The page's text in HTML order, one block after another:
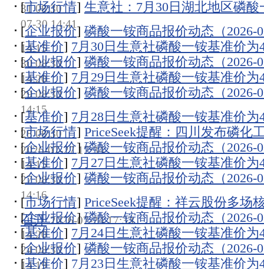
31 08:30
[市场行情] 生意社：7月30日湖北地区磷
07-30 14:41
[企业报价] 磷酸一铵商品报价动态（2026-
14:15
[基准价] 7月30日生意社磷酸一铵基准价为
30 08:30
[企业报价] 磷酸一铵商品报价动态（2026-
14:20
[基准价] 7月29日生意社磷酸一铵基准价为
29 08:30
[企业报价] 磷酸一铵商品报价动态（2026-
14:15
[基准价] 7月28日生意社磷酸一铵基准价为
28 08:30
[市场行情] PriceSeek提醒：四川发布磷化
2026-07-27 17:34
[企业报价] 磷酸一铵商品报价动态（2026-
14:15
[基准价] 7月27日生意社磷酸一铵基准价为
27 08:30
[企业报价] 磷酸一铵商品报价动态（2026-
14:16
[市场行情] PriceSeek提醒：祥云股份多场
召开 2026-07-24 17:33
[企业报价]磷酸一铵商品报价动态（2026-
14:20
[基准价] 7月24日生意社磷酸一铵基准价为
24 08:30
[企业报价] 磷酸一铵商品报价动态（2026-
[基准价] 7月23日生意社磷酸一铵基准价为